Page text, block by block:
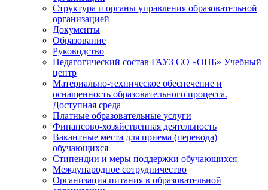
Структура и органы управления образовательной
организацией
Документы
Образование
Руководство
Педагогический состав ГАУЗ СО «ОНБ» Учебный
центр
Материально-техническое обеспечение и
оснащенность образовательного процесса.
Доступная среда
Платные образовательные услуги
Финансово-хозяйственная деятельность
Вакантные места для приема (перевода)
обучающихся
Стипендии и меры поддержки обучающихся
Международное сотрудничество
Организация питания в образовательной